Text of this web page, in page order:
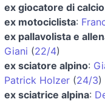
ex giocatore di
ex motociclista:
ex pallavolista e
Giani (22/4)
ex sciatore alpino:
Patrick Holzer (24/3)
ex sciatrice alpina: